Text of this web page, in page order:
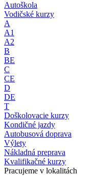
Autoškola
Vodičské kurzy
A
A1
A2
B
BE
C
CE
D
DE
T
Doškolovacie kurzy
Kondičné jazdy
Autobusová doprava
Výlety
Nákladná preprava
Kvalifikačné kurzy
Pracujeme v lokalitách